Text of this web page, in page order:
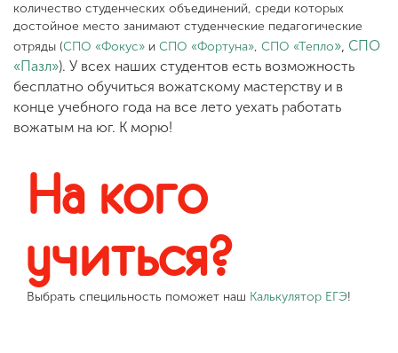
количество студенческих объединений, среди которых
достойное место занимают студенческие педагогические
отряды (СПО «Фокус» и СПО «Фортуна», СПО «Тепло», СПО
«Пазл»). У всех наших студентов есть возможность
бесплатно обучиться вожатскому мастерству и в
конце учебного года на все лето уехать работать
вожатым на юг. К морю!
На кого
учиться?
Выбрать специльность поможет наш Калькулятор ЕГЭ!